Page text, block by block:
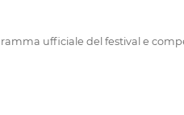
ufficiale del festival e